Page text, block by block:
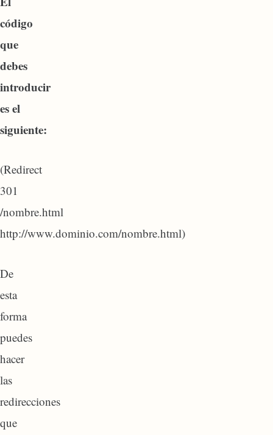
código
que
debes
introducir
es el
siguiente:
(Redirect
301
/nombre.html
http://www.dominio.com/nombre.html)
De
esta
forma
puedes
hacer
las
redirecciones
que